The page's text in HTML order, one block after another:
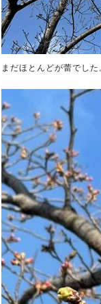
まだほとんどが蕾でした